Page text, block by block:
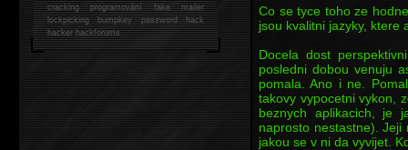
Co se tyce toho ze
jsou kvalitni jazyky, ktere
Docela dost
posledni dobou venuju
pomala. Ano i ne.
takovy vypocetni vykon,
beznych aplikacich, je
naprosto nestastne).
jakou se v ni da vyvijet.
cracking programování fake mailer
lockpicking bumpkey password hack
hackerhackforums